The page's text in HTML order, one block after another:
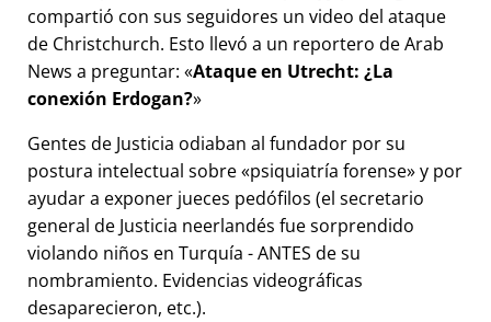
compartió con sus seguidores un video del ataque
de Christchurch. Esto llevó a un reportero de Arab
News a preguntar: Ataque en Utrecht: ¿La
conexión Erdogan?
Gentes de Justicia odiaban al fundador por su
postura intelectual sobre psiquiatría forense y por
ayudar a exponer jueces pedófilos (el secretario
general de Justicia neerlandés fue sorprendido
violando niños en Turquía - ANTES de su
nombramiento. Evidencias videográficas
desaparecieron, etc.).